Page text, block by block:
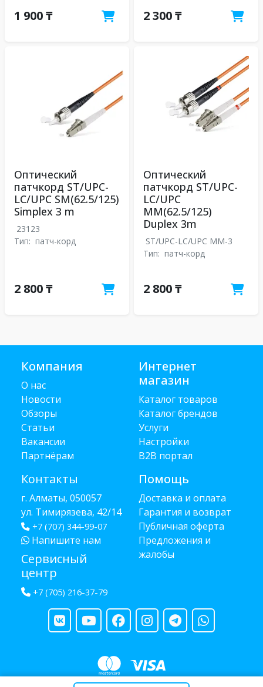
1 900 ₸ 2 300 ₸
Оптический
патчкорд ST/UPC-
LC/UPC SM(62.5/125)
Simplex 3 m
23123
Тип: патч-корд
2 800 ₸
Оптический
патчкорд ST/UPC-
LC/UPC
MM(62.5/125)
Duplex 3m
ST/UPC-LC/UPC MM-3
Тип: патч-корд
2 800 ₸
Компания
О нас
Новости
Обзоры
Статьи
Вакансии
Партнёрам
Контакты
г. Алматы, 050057
ул. Тимирязева, 42/14
+7 (707) 344-99-07
Напишите нам
Сервисный
центр
+7 (705) 216-37-79
Интернет
магазин
Каталог товаров
Каталог брендов
Услуги
Настройки
B2B портал
Помощь
Доставка и оплата
Гарантия и возврат
Публичная оферта
Предложения и
жалобы